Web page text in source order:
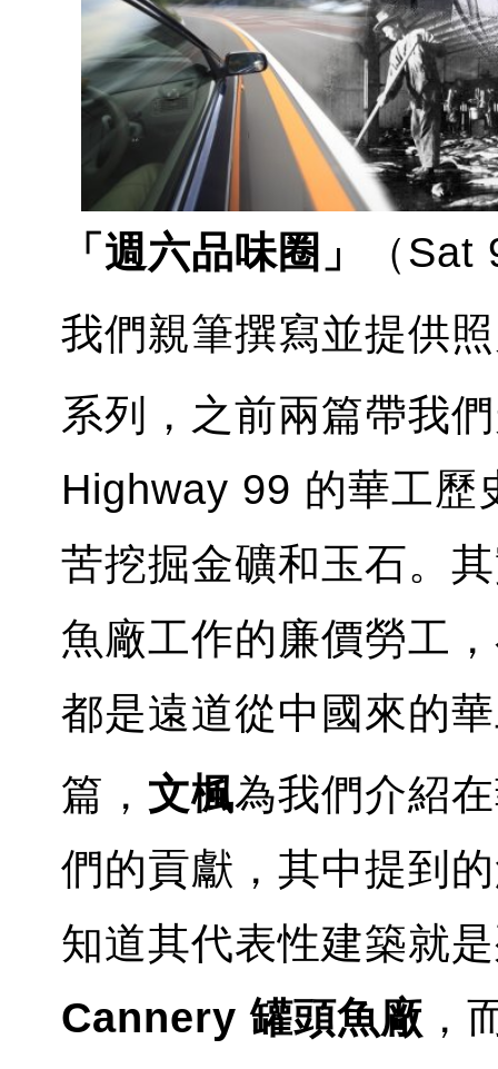
「週六品味圈」
（
我們親筆撰寫並提供
系列，之前兩篇帶我
Highway 99 的華工歷
苦挖掘金礦和玉石。
魚廠工作的廉價勞工
都是遠道從中國來的
篇， 文楓為我們介紹
們的貢獻，其中提到
知道其代表性建築就
Cannery 罐頭魚廠 ，